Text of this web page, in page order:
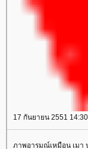
17 กันยายน 2551
ภาพอารมณ์เหมือน เมา